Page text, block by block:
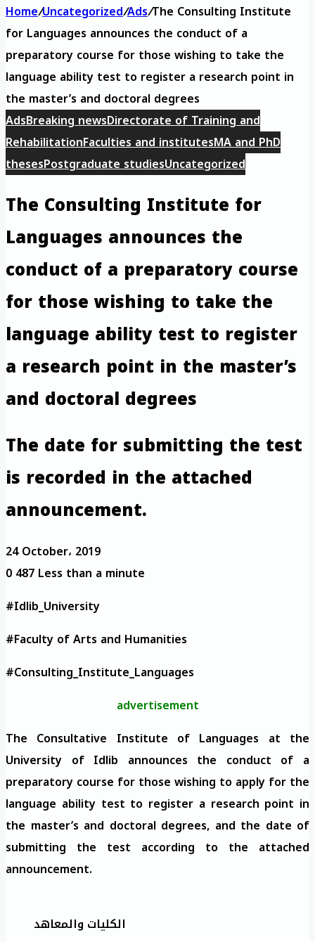
Home/Uncategorized/Ads/The Consulting Institute
for Languages ​​announces the conduct of a
preparatory course for those wishing to take the
language ability test to register a research point in
the master’s and doctoral degrees
AdsBreaking newsDirectorate of Training and
RehabilitationFaculties and institutesMA and PhD
thesesPostgraduate studiesUncategorized
The Consulting Institute for
Languages ​​announces the
conduct of a preparatory course
for those wishing to take the
language ability test to register
a research point in the master’s
and doctoral degrees
The date for submitting the test
is recorded in the attached
announcement.
24 October، 2019
0487Less than a minute
#Idlib_University
#Faculty of Arts and Humanities
#Consulting_Institute_Languages
advertisement
The Consultative Institute of Languages ​​at the
University of Idlib announces the conduct of a
preparatory course for those wishing to apply for the
language ability test to register a research point in
the master’s and doctoral degrees, and the date of
submitting the test according to the attached
announcement.
الكليات والمعاهد